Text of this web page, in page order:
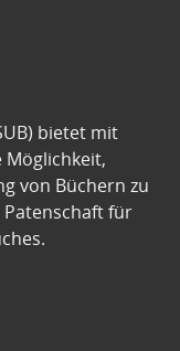
bietet mit
Möglichkeit,
von Büchern zu
für